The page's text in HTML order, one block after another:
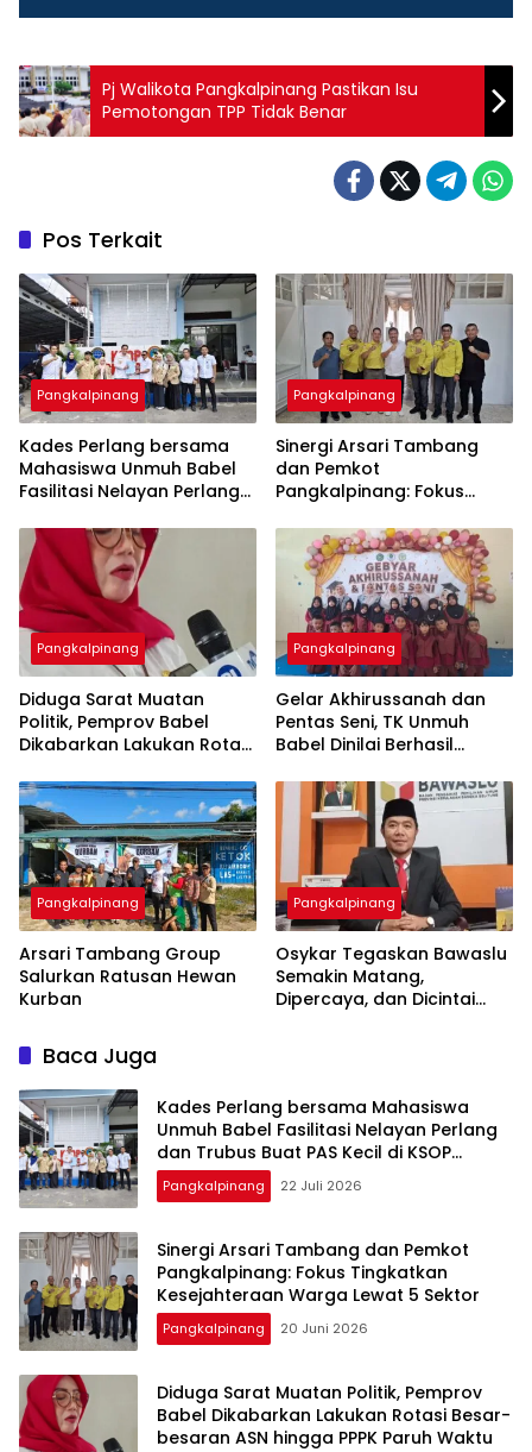
Pj Walikota Pangkalpinang Pastikan Isu
Pemotongan TPP Tidak Benar
Pos Terkait
Pangkalpinang
Kades Perlang bersama
Mahasiswa Unmuh Babel
Fasilitasi Nelayan Perlang
di KSOP Pangkalbalam
Pangkalpinang
‎Sinergi Arsari Tambang
dan Pemkot
Pangkalpinang: Fokus
Pangkalpinang
‎Diduga Sarat Muatan
Politik, Pemprov Babel
Dikabarkan Lakukan Rotasi
Pangkalpinang
‎Gelar Akhirussanah dan
Pentas Seni, TK Unmuh
Babel Dinilai Berhasil
Pangkalpinang
‎Arsari Tambang Group
Salurkan Ratusan Hewan
Kurban
Pangkalpinang
Osykar Tegaskan Bawaslu
Semakin Matang,
Dipercaya, dan Dicintai
Baca Juga
Kades Perlang bersama Mahasiswa
Unmuh Babel Fasilitasi Nelayan Perlang
dan Trubus Buat PAS Kecil di KSOP
Pangkalbalam
Pangkalpinang 22 Juli 2026
‎Sinergi Arsari Tambang dan Pemkot
Pangkalpinang: Fokus Tingkatkan
Pangkalpinang 20 Juni 2026
‎Diduga Sarat Muatan Politik, Pemprov
Babel Dikabarkan Lakukan Rotasi Besar-